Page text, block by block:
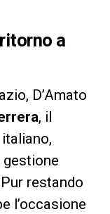
a
D’Amato
, il
gestione
restando
l’occasione